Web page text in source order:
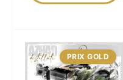
PRIX GOLD